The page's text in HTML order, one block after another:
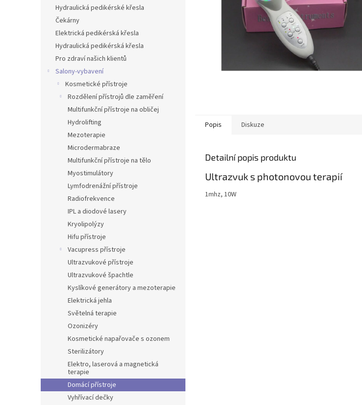
Hydraulická pedikérské křesla
Čekárny
Elektrická pedikérská křesla
Hydraulická pedikérská křesla
Pro zdraví našich klientů
Salony-vybavení
Kosmetické přístroje
Rozdělení přístrojů dle zaměření
Multifunkční přístroje na obličej
Hydrolifting
Mezoterapie
Microdermabraze
Multifunkční přístroje na tělo
Myostimulátory
Lymfodrenážní přístroje
Radiofrekvence
IPL a diodové lasery
Kryolipolýzy
Hifu přístroje
Vacupress přístroje
Ultrazvukové přístroje
Ultrazvukové špachtle
Kyslíkové generátory a mezoterapie
Elektrická jehla
Světelná terapie
Ozonizéry
Kosmetické napařovače s ozonem
Sterilizátory
Elektro, laserová a magnetická
terapie
Domácí přístroje
Vyhřívací dečky
Popis Diskuze
Detailní popis produktu
Ultrazvuk s photonovou terapií
1mhz, 10W